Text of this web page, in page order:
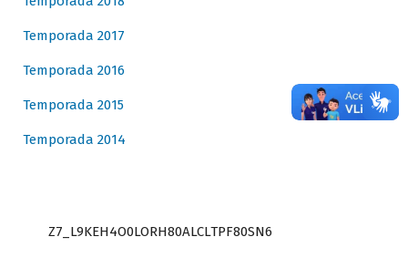
Temporada 2017
Temporada 2016
Temporada 2015
Temporada 2014
Z7_L9KEH4O0LORH80ALCLTPF80SN6